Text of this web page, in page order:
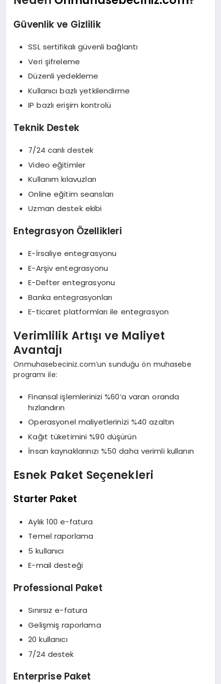
Güvenlik ve Gizlilik
SSL sertifikalı güvenli bağlantı
Veri şifreleme
Düzenli yedekleme
Kullanıcı bazlı yetkilendirme
IP bazlı erişim kontrolü
Teknik Destek
7/24 canlı destek
Video eğitimler
Kullanım kılavuzları
Online eğitim seansları
Uzman destek ekibi
Entegrasyon Özellikleri
E-İrsaliye entegrasyonu
E-Arşiv entegrasyonu
E-Defter entegrasyonu
Banka entegrasyonları
E-ticaret platformları ile entegrasyon
Verimlilik Artışı ve Maliyet
Avantajı
Onmuhasebeciniz.com’un sunduğu ön muhasebe
programı ile:
Finansal işlemlerinizi %60’a varan oranda
hızlandırın
Operasyonel maliyetlerinizi %40 azaltın
Kağıt tüketimini %90 düşürün
İnsan kaynaklarınızı %50 daha verimli kullanın
Esnek Paket Seçenekleri
Starter Paket
Aylık 100 e-fatura
Temel raporlama
5 kullanıcı
E-mail desteği
Professional Paket
Sınırsız e-fatura
Gelişmiş raporlama
20 kullanıcı
7/24 destek
Enterprise Paket